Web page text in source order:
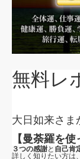
無料レ
大日如来さま
【曼荼羅を
３つの感謝と 自己肯
詳しく知りたい方は